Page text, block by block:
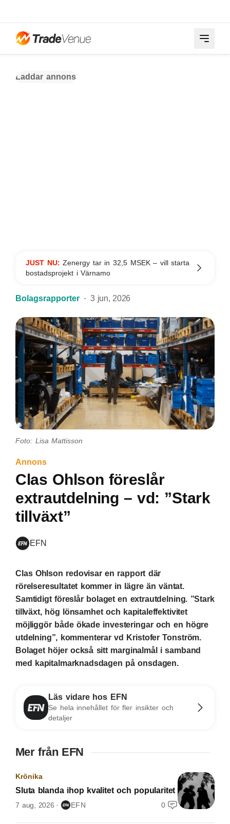
Laddar annons
JUST NU:Zenergy tar in 32,5 MSEK – vill starta
bostadsprojekt i Värnamo
Bolagsrapporter 3 jun, 2026
Foto: Lisa Mattisson
Annons
Clas Ohlson föreslår
extrautdelning – vd: ”Stark
tillväxt”
EFN
Clas Ohlson redovisar en rapport där
rörelseresultatet kommer in lägre än väntat.
Samtidigt föreslår bolaget en extrautdelning. ”Stark
tillväxt, hög lönsamhet och kapitaleffektivitet
möjliggör både ökade investeringar och en högre
utdelning”, kommenterar vd Kristofer Tonström.
Bolaget höjer också sitt marginalmål i samband
med kapitalmarknadsdagen på onsdagen.
Läs vidare hos EFN
Se hela innehållet för fler insikter och
detaljer
Mer från EFN
Krönika
Sluta blanda ihop kvalitet och popularitet
7 aug, 2026 EFN 0